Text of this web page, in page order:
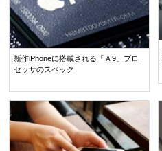
新作iPhoneに搭載される「Ａ9」プロ
セッサのスペック